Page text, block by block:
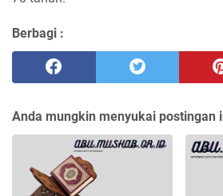
Berbagi :
Anda mungkin menyukai postingan